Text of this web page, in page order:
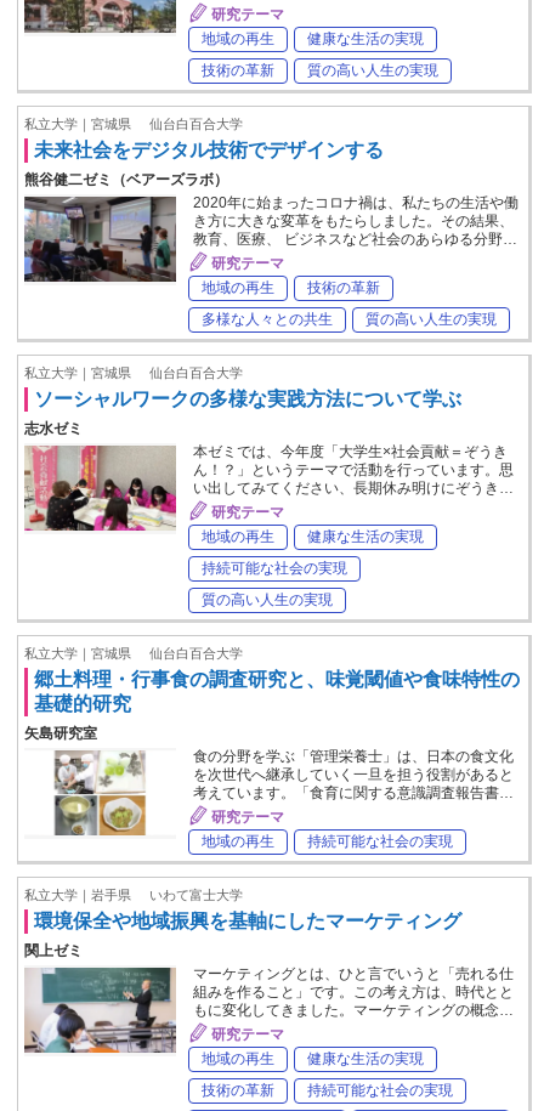
研究テーマ
地域の再生
健康な生活の実現
技術の革新
質の高い人生の実現
私立大学｜宮城県 仙台白百合大学
未来社会をデジタル技術でデザインする
熊谷健二ゼミ（ベアーズラボ）
2020年に始まったコロナ禍は、私たちの生活や働
き方に大きな変革をもたらしました。その結果、
教育、医療、 ビジネスなど社会のあらゆる分野…
研究テーマ
地域の再生
技術の革新
多様な人々との共生
質の高い人生の実現
私立大学｜宮城県 仙台白百合大学
ソーシャルワークの多様な実践方法について学ぶ
志水ゼミ
本ゼミでは、今年度「大学生×社会貢献＝ぞうき
ん！？」というテーマで活動を行っています。思
い出してみてください、長期休み明けにぞうき…
研究テーマ
地域の再生
健康な生活の実現
持続可能な社会の実現
質の高い人生の実現
私立大学｜宮城県 仙台白百合大学
郷土料理・行事食の調査研究と、味覚閾値や食味特性の
基礎的研究
矢島研究室
食の分野を学ぶ「管理栄養士」は、日本の食文化
を次世代へ継承していく一旦を担う役割があると
考えています。「食育に関する意識調査報告書…
研究テーマ
地域の再生
持続可能な社会の実現
私立大学｜岩手県 いわて富士大学
環境保全や地域振興を基軸にしたマーケティング
関上ゼミ
マーケティングとは、ひと言でいうと「売れる仕
組みを作ること」です。この考え方は、時代とと
もに変化してきました。マーケティングの概念…
研究テーマ
地域の再生
健康な生活の実現
技術の革新
持続可能な社会の実現